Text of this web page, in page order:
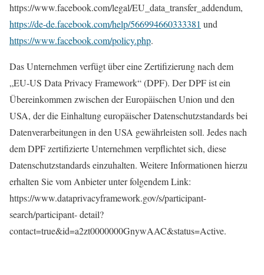
https://www.facebook.com/legal/EU_data_transfer_addendum,
https://de-de.facebook.com/help/566994660333381 und
https://www.facebook.com/policy.php.
Das Unternehmen verfügt über eine Zertifizierung nach dem
„EU-US Data Privacy Framework“ (DPF). Der DPF ist ein
Übereinkommen zwischen der Europäischen Union und den
USA, der die Einhaltung europäischer Datenschutzstandards bei
Datenverarbeitungen in den USA gewährleisten soll. Jedes nach
dem DPF zertifizierte Unternehmen verpflichtet sich, diese
Datenschutzstandards einzuhalten. Weitere Informationen hierzu
erhalten Sie vom Anbieter unter folgendem Link:
https://www.dataprivacyframework.gov/s/participant-
search/participant- detail?
contact=true&id=a2zt0000000GnywAAC&status=Active.